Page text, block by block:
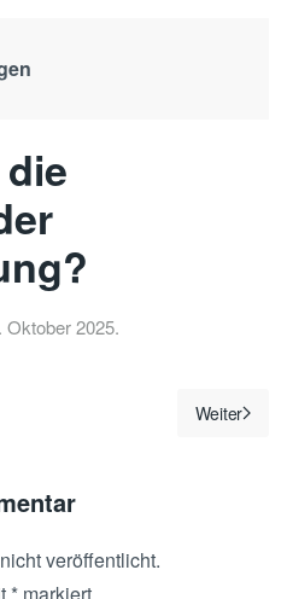
Oktober 2025.
Weiter
veröffentlicht.